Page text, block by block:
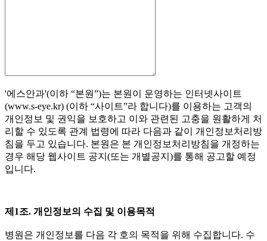
'에스안과'(이하 “본원”)는 본원이 운영하는 인터넷사이트
(www.s-eye.kr) (이하 “사이트”라 합니다)를 이용하는 고객의
개인정보 및 권익을 보호하고 이와 관련된 고충을 원활하게 처
리할 수 있도록 관계 법령에 따라 다음과 같이 개인정보처리방
침을 두고 있습니다. 본원은 본 개인정보처리방침을 개정하는
경우 해당 웹사이트 공지(또는 개별공지)를 통해 공고할 예정
입니다.
제1조. 개인정보의 수집 및 이용목적
병원은 개인정보를 다음 각 호의 목적을 위해 수집합니다. 수